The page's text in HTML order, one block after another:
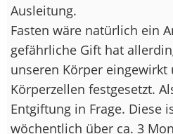
Ausleitung.
Fasten wäre natürlich ein
gefährliche Gift hat
unseren Körper
Körperzellen festgesetzt.
Entgiftung in Frage. Diese
wöchentlich über ca. 3